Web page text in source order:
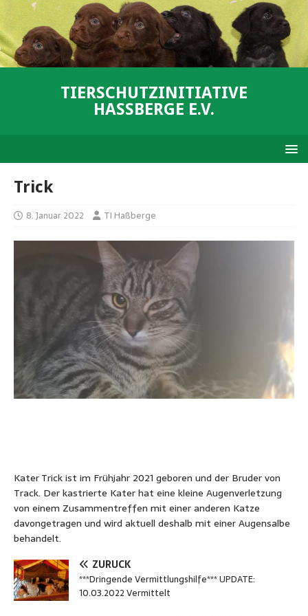
TIERSCHUTZINITIATIVE
HASSBERGE E.V.
Trick
8. Januar 2022 TI Haßberge
Kater Trick ist im Frühjahr 2021 geboren und der Bruder von
Track. Der kastrierte Kater hat eine kleine Augenverletzung
von einem Zusammentreffen mit einer anderen Katze
davongetragen und wird aktuell deshalb mit einer Augensalbe
behandelt.
ZURÜCK
***Dringende Vermittlungshilfe*** UPDATE:
10.03.2022 Vermittelt